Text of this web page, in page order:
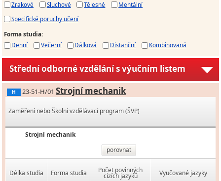
Zrakové
Sluchové Tělesné
Mentální
Specifické poruchy učení
Forma studia:
Denní
Večerní Dálková Distanční Kombinovaná
Střední odborné vzdělání s výučním listem
H 23-51-H/01 Strojní mechanik
Zaměření nebo Školní vzdělávací program (ŠVP)
Strojní mechanik
porovnat
Délka studia Forma studia Počet povinných
cizích jazyků Vyučované jazyky